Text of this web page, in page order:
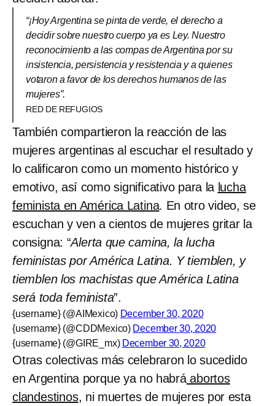
“¡Hoy Argentina se pinta de verde, el derecho a
decidir sobre nuestro cuerpo ya es Ley. Nuestro
reconocimiento a las compas de Argentina por su
insistencia, persistencia y resistencia y a quienes
votaron a favor de los derechos humanos de las
mujeres”.
RED DE REFUGIOS
También compartieron la reacción de las
mujeres argentinas al escuchar el resultado y
lo calificaron como un momento histórico y
emotivo, así como significativo para la lucha
feminista en América Latina. En otro video, se
escuchan y ven a cientos de mujeres gritar la
consigna: “Alerta que camina, la lucha
feministas por América Latina. Y tiemblen, y
tiemblen los machistas que América Latina
será toda feminista”.
{username} (@AIMexico) December 30, 2020
{username} (@CDDMexico) December 30, 2020
{username} (@GIRE_mx) December 30, 2020
Otras colectivas más celebraron lo sucedido
en Argentina porque ya no habráabortos
clandestinos, ni muertes de mujeres por esta